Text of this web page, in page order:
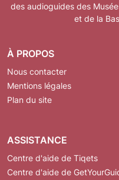
des audioguides des
et de la
À PROPOS
Nous contacter
Mentions légales
Plan du site
ASSISTANCE
Centre d'aide de Tiqets
Centre d'aide de